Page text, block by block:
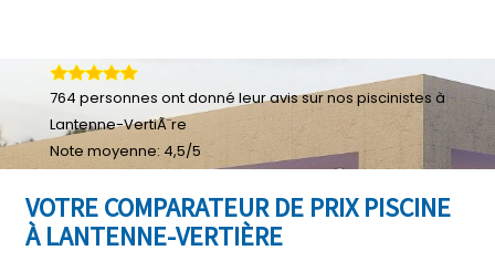
VOTRE COMPARATEUR DE PRIX PISCINE
À LANTENNE-VERTIÈRE
764 personnes ont donné leuravis sur nos piscinistes à
Lantenne-VertiÃ¨re
Note moyenne: 4,5/5